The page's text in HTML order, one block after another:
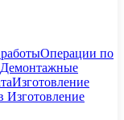
Операции по
Демонтажные
Изготовление
Изготовление